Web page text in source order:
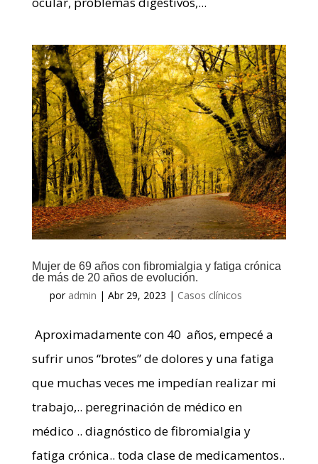
Mujer de 69 años con fibromialgia y fatiga crónica
de más de 20 años de evolución.
por admin | Abr 29, 2023 | Casos clínicos
Aproximadamente con 40 años, empecé a
sufrir unos “brotes” de dolores y una fatiga
que muchas veces me impedían realizar mi
trabajo,.. peregrinación de médico en
médico .. diagnóstico de fibromialgia y
fatiga crónica.. toda clase de medicamentos..